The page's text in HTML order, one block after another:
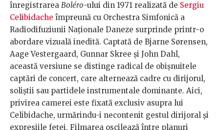
înregistrarea Boléro-ului din 1971 realizată de Sergiu
Celibidache împreună cu Orchestra Simfonică a
Radiodifuziunii Naționale Daneze surprinde printr-o
abordare vizuală inedită. Captată de Bjarne Sørensen,
Aage Vestergaard, Gunnar Skree și John Dahl,
această versiune se distinge radical de obișnuitele
captări de concert, care alternează cadre cu dirijorul,
soliștii sau partidele instrumentale dominante. Aici,
privirea camerei este fixată exclusiv asupra lui
Celibidache, urmărindu-i necontenit gestul dirijoral și
expresiile feței. Filmarea oscilează între planuri